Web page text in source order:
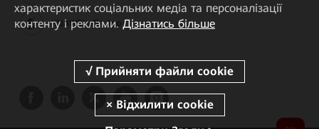
HUAWEI eFly App
характеристик соціальних медіа та персоналізації
контенту і реклами. Дізнатись більше